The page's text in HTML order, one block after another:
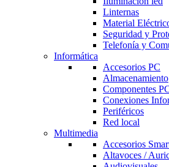
Linternas
Material
Seguridad y
Telefonía y
Informática
Accesorios PC
Almacenamiento
Componentes
Conexiones
Periféricos
Red local
Multimedia
Accesorios
Altavoces /